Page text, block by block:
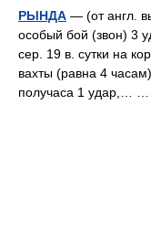
РЫНДА — (от англ.
особый бой (звон) 3
сер. 19 в. сутки на
вахты (равна 4
получаса 1 удар,…